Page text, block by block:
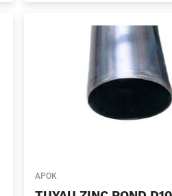
APOK